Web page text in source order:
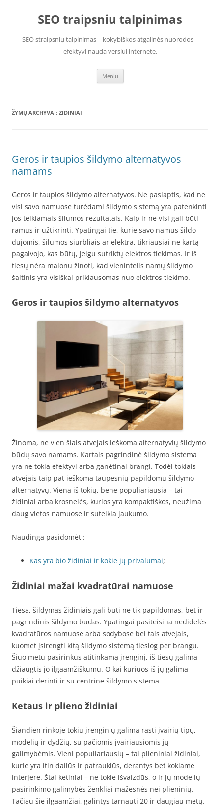
SEO traipsniu talpinimas
SEO straipsnių talpinimas – kokybiškos atgalinės nuorodos –
efektyvi nauda verslui internete.
Meniu
ŽYMŲ ARCHYVAI: ZIDINIAI
Geros ir taupios šildymo alternatyvos
namams
Geros ir taupios šildymo alternatyvos. Ne paslaptis, kad ne
visi savo namuose turėdami šildymo sistemą yra patenkinti
jos teikiamais šilumos rezultatais. Kaip ir ne visi gali būti
ramūs ir užtikrinti. Ypatingai tie, kurie savo namus šildo
dujomis, šilumos siurbliais ar elektra, tikriausiai ne kartą
pagalvojo, kas būtų, jeigu sutriktų elektros tiekimas. Ir iš
tiesų nėra malonu žinoti, kad vienintelis namų šildymo
šaltinis yra visiškai priklausomas nuo elektros tiekimo.
Geros ir taupios šildymo alternatyvos
Žinoma, ne vien šiais atvejais ieškoma alternatyvių šildymo
būdų savo namams. Kartais pagrindinė šildymo sistema
yra ne tokia efektyvi arba ganėtinai brangi. Todėl tokiais
atvejais taip pat ieškoma taupesnių papildomų šildymo
alternatyvų. Viena iš tokių, bene populiariausia – tai
židiniai arba krosnelės, kurios yra kompaktiškos, neužima
daug vietos namuose ir suteikia jaukumo.
Naudinga pasidomėti:
Kas yra bio židiniai ir kokie jų privalumai;
Židiniai mažai kvadratūrai namuose
Tiesa, šildymas židiniais gali būti ne tik papildomas, bet ir
pagrindinis šildymo būdas. Ypatingai pasiteisina nedidelės
kvadratūros namuose arba sodybose bei tais atvejais,
kuomet įsirengti kitą šildymo sistemą tiesiog per brangu.
Šiuo metu pasirinkus atitinkamą įrenginį, iš tiesų galima
džiaugtis jo ilgaamžiškumu. O kai kuriuos iš jų galima
puikiai derinti ir su centrine šildymo sistema.
Ketaus ir plieno židiniai
Šiandien rinkoje tokių įrenginių galima rasti įvairių tipų,
modelių ir dydžių, su pačiomis įvairiausiomis jų
galimybėmis. Vieni populiariausių – tai plieniniai židiniai,
kurie yra itin dailūs ir patrauklūs, derantys bet kokiame
interjere. Štai ketiniai – ne tokie išvaizdūs, o ir jų modelių
pasirinkimo galimybės ženkliai mažesnės nei plieninių.
Tačiau šie ilgaamžiai, galintys tarnauti 20 ir daugiau metų.